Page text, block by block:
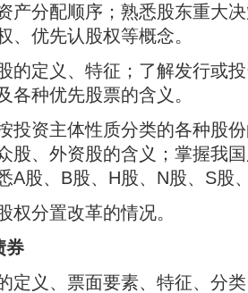
产分配顺序；熟悉股东重大
、优先认股权等概念。
定义、特征；了解发行或投
各种优先股票的含义。
资主体性质分类的各种股份
股、外资股的含义；掌握我
A股、B股、H股、N股、S股
分置改革的情况。
券
义、票面要素、特征、分类